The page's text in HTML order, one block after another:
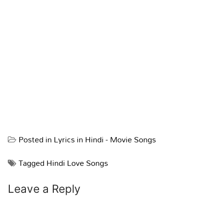
Posted inLyrics in Hindi - Movie Songs
TaggedHindi Love Songs
Leave a Reply